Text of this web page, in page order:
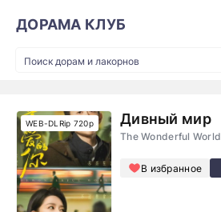
ДОРАМА КЛУБ
Дивный мир
The Wonderful World
В избранное
WEB-DLRip 720p